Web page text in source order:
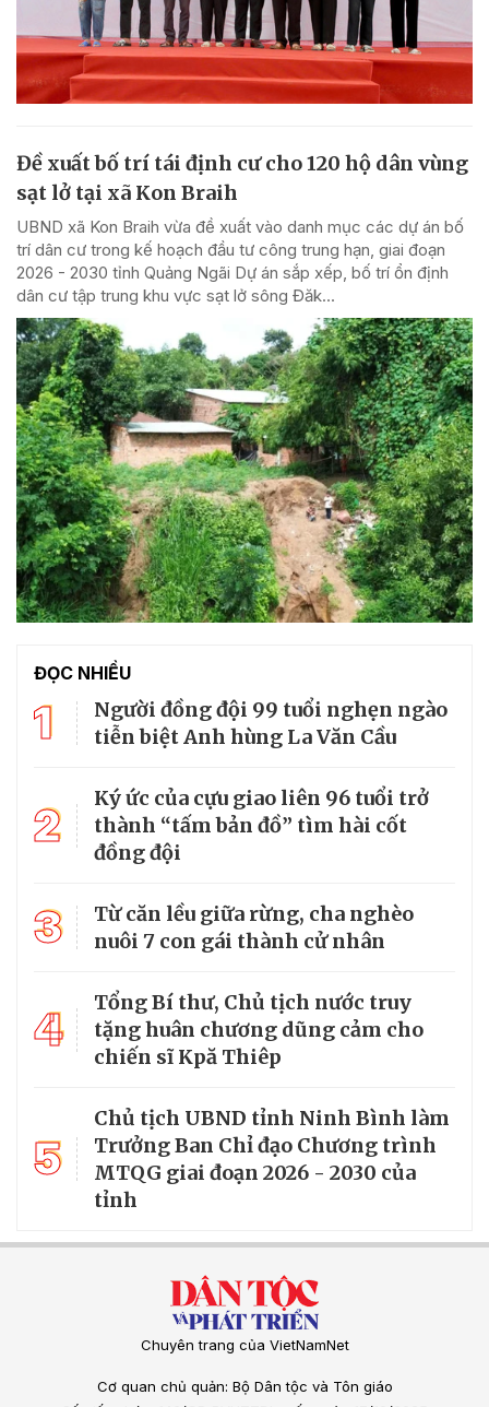
Đề xuất bố trí tái định cư cho 120 hộ dân vùng
sạt lở tại xã Kon Braih
UBND xã Kon Braih vừa đề xuất vào danh mục các dự án bố
trí dân cư trong kế hoạch đầu tư công trung hạn, giai đoạn
2026 - 2030 tỉnh Quảng Ngãi Dự án sắp xếp, bố trí ổn định
dân cư tập trung khu vực sạt lở sông Đăk...
ĐỌC NHIỀU
1
Người đồng đội 99 tuổi nghẹn ngào
tiễn biệt Anh hùng La Văn Cầu
2
Ký ức của cựu giao liên 96 tuổi trở
thành “tấm bản đồ” tìm hài cốt
đồng đội
3
Từ căn lều giữa rừng, cha nghèo
nuôi 7 con gái thành cử nhân
4
Tổng Bí thư, Chủ tịch nước truy
tặng huân chương dũng cảm cho
chiến sĩ Kpă Thiêp
5
Chủ tịch UBND tỉnh Ninh Bình làm
Trưởng Ban Chỉ đạo Chương trình
MTQG giai đoạn 2026 - 2030 của
tỉnh
Chuyên trang của VietNamNet
Cơ quan chủ quản: Bộ Dân tộc và Tôn giáo